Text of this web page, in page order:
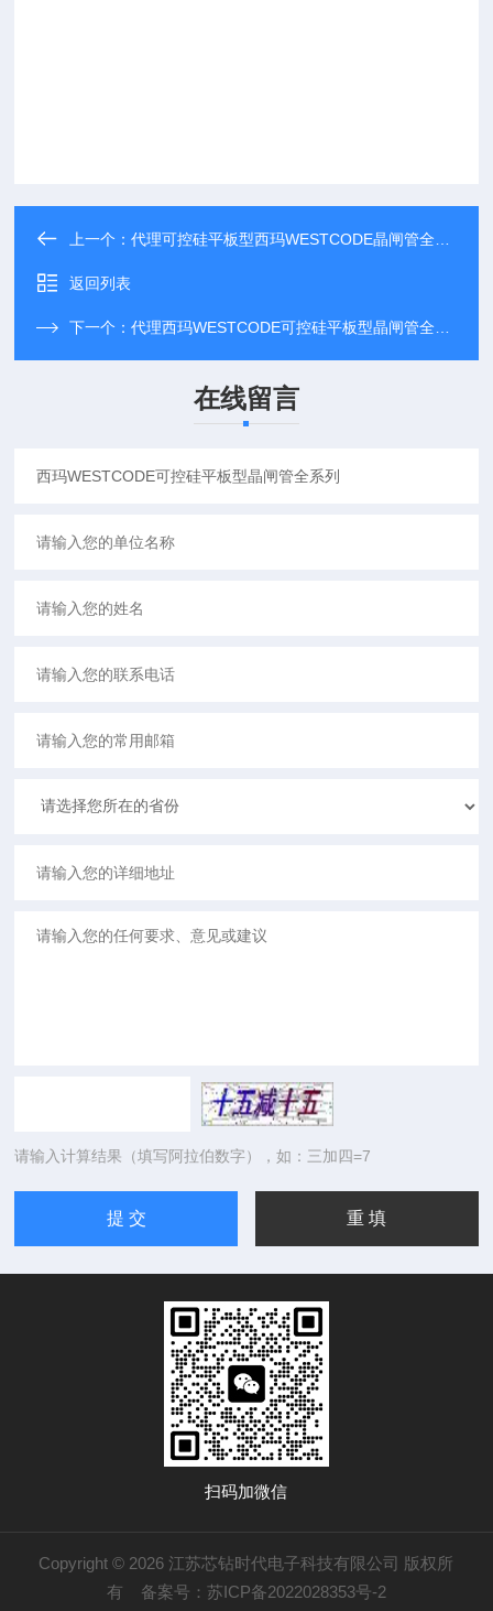
上一个：代理可控硅平板型西玛WESTCODE晶闸管全系列
返回列表
下一个：代理西玛WESTCODE可控硅平板型晶闸管全型号
在线留言
请输入计算结果（填写阿拉伯数字），如：三加四=7
扫码加微信
Copyright © 2026 江苏芯钻时代电子科技有限公司 版权所
有 备案号：苏ICP备2022028353号-2